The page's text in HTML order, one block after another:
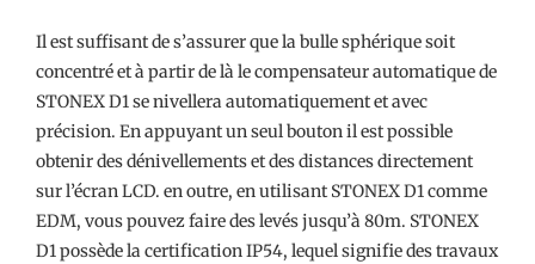
Il est suffisant de s’assurer que la bulle sphérique soit
concentré et à partir de là le compensateur automatique de
STONEX D1 se nivellera automatiquement et avec
précision. En appuyant un seul bouton il est possible
obtenir des dénivellements et des distances directement
sur l’écran LCD. en outre, en utilisant STONEX D1 comme
EDM, vous pouvez faire des levés jusqu’à 80m. STONEX
D1 possède la certification IP54, lequel signifie des travaux